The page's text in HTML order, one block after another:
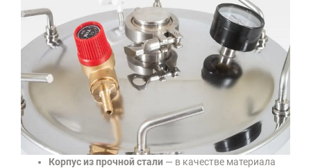
Корпус из прочной стали — в качестве материала